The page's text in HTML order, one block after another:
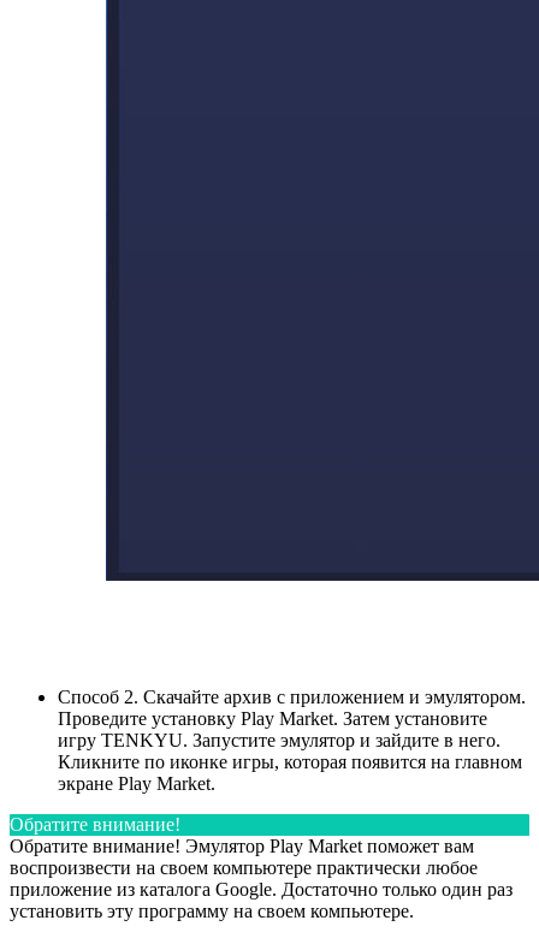
Способ 2. Скачайте архив с приложением и эмулятором.
Проведите установку Play Market. Затем установите
игру TENKYU. Запустите эмулятор и зайдите в него.
Кликните по иконке игры, которая появится на главном
экране Play Market.
Обратите внимание!
Обратите внимание! Эмулятор Play Market поможет вам
воспроизвести на своем компьютере практически любое
приложение из каталога Google. Достаточно только один раз
установить эту программу на своем компьютере.